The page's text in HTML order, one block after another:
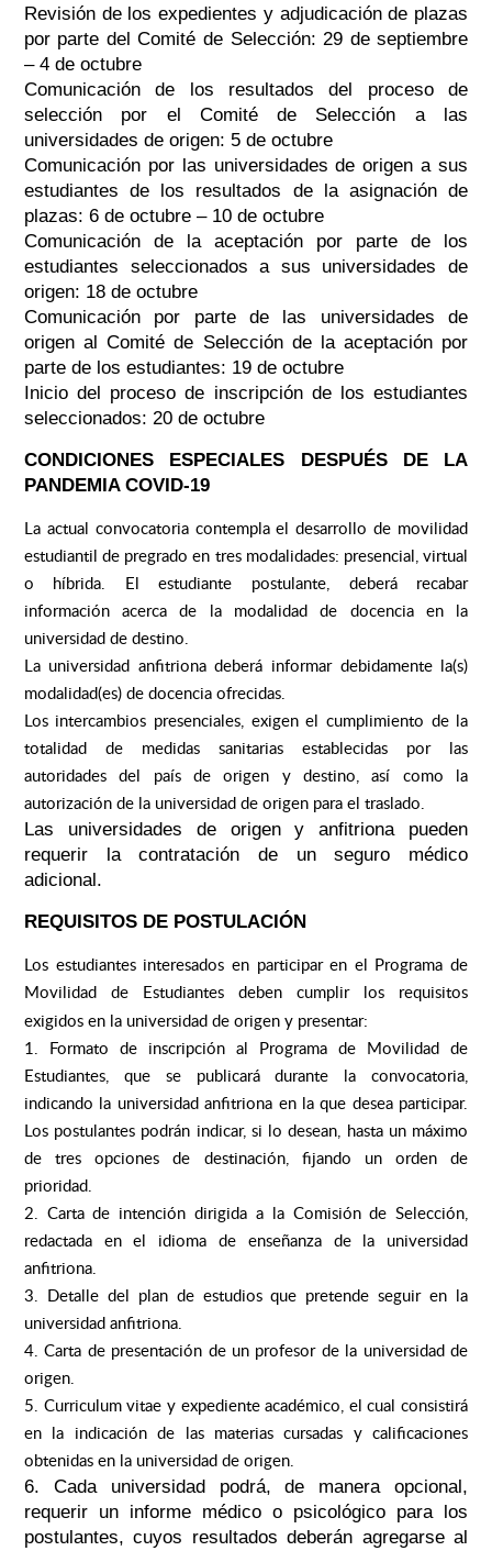
Revisión de los expedientes y adjudicación de plazas
por parte del Comité de Selección: 29 de septiembre
– 4 de octubre
Comunicación de los resultados del proceso de
selección por el Comité de Selección a las
universidades de origen: 5 de octubre
Comunicación por las universidades de origen a sus
estudiantes de los resultados de la asignación de
plazas: 6 de octubre – 10 de octubre
Comunicación de la aceptación por parte de los
estudiantes seleccionados a sus universidades de
origen: 18 de octubre
Comunicación por parte de las universidades de
origen al Comité de Selección de la aceptación por
parte de los estudiantes: 19 de octubre
Inicio del proceso de inscripción de los estudiantes
seleccionados: 20 de octubre
CONDICIONES ESPECIALES DESPUÉS DE LA
PANDEMIA COVID-19
La actual convocatoria contempla el desarrollo de movilidad
estudiantil de pregrado en tres modalidades: presencial, virtual
o híbrida. El estudiante postulante, deberá recabar
información acerca de la modalidad de docencia en la
universidad de destino.
La universidad anfitriona deberá informar debidamente la(s)
modalidad(es) de docencia ofrecidas.
Los intercambios presenciales, exigen el cumplimiento de la
totalidad de medidas sanitarias establecidas por las
autoridades del país de origen y destino, así como la
autorización de la universidad de origen para el traslado.
Las universidades de origen y anfitriona pueden
requerir la contratación de un seguro médico
adicional.
REQUISITOS DE POSTULACIÓN
Los estudiantes interesados en participar en el Programa de
Movilidad de Estudiantes deben cumplir los requisitos
exigidos en la universidad de origen y presentar:
1. Formato de inscripción al Programa de Movilidad de
Estudiantes, que se publicará durante la convocatoria,
indicando la universidad anfitriona en la que desea participar.
Los postulantes podrán indicar, si lo desean, hasta un máximo
de tres opciones de destinación, fijando un orden de
prioridad.
2. Carta de intención dirigida a la Comisión de Selección,
redactada en el idioma de enseñanza de la universidad
anfitriona.
3. Detalle del plan de estudios que pretende seguir en la
universidad anfitriona.
4. Carta de presentación de un profesor de la universidad de
origen.
5. Curriculum vitae y expediente académico, el cual consistirá
en la indicación de las materias cursadas y calificaciones
obtenidas en la universidad de origen.
6. Cada universidad podrá, de manera opcional,
requerir un informe médico o psicológico para los
postulantes, cuyos resultados deberán agregarse al